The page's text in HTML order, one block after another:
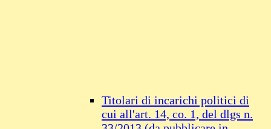
Titolari di incarichi politici di
cui all'art. 14, co. 1, del dlgs n.